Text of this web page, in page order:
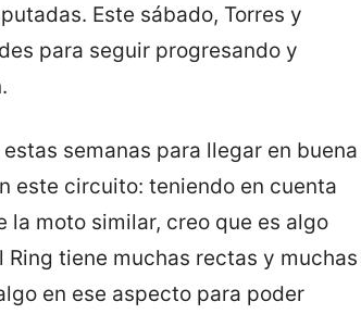
Este sábado, Torres y
para seguir progresando y
semanas para llegar en buena
este circuito: teniendo en cuenta
la moto similar, creo que es algo
tiene muchas rectas y muchas
en ese aspecto para poder